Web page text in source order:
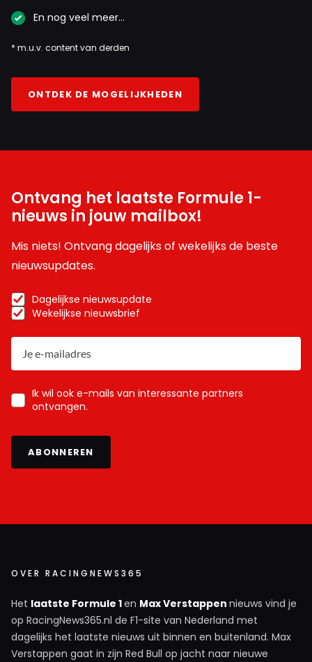
En nog veel meer…
* m.u.v. content van derden
ONTDEK DE MOGELIJKHEDEN
Ontvang het laatste Formule 1-
nieuws in jouw mailbox!
Mis niets! Ontvang dagelijks of wekelijks de beste
nieuwsupdates.
Dagelijkse nieuwsupdate
Wekelijkse nieuwsbrief
Ik wil ook e-mails van interessante partners
ontvangen.
ABONNEREN
OVER RACINGNEWS365
Het laatste Formule 1en Max Verstappen nieuws vind je
op RacingNews365.nl de F1-site van Nederland met
dagelijks het laatste nieuws uit binnen en buitenland. Max
Verstappen gaat in zijn Red Bull op jacht naar nieuwe